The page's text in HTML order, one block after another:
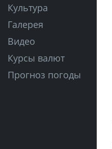
Культура
Галерея
Видео
Курсы валют
Прогноз погоды